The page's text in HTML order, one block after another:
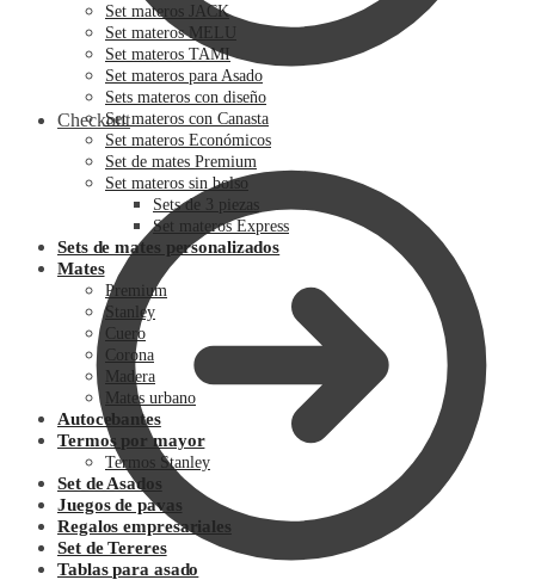
Checkout
Set materos JACK
Set materos MELU
Set materos TAMI
Set materos para Asado
Sets materos con diseño
Set materos con Canasta
Set materos Económicos
Set de mates Premium
Set materos sin bolso
Sets de 3 piezas
Set materos Express
Sets de mates personalizados
Mates
Premium
Stanley
Cuero
Corona
Madera
Mates urbano
Autocebantes
Termos por mayor
Termos Stanley
Set de Asados
Juegos de pavas
Regalos empresariales
Set de Tereres
Tablas para asado